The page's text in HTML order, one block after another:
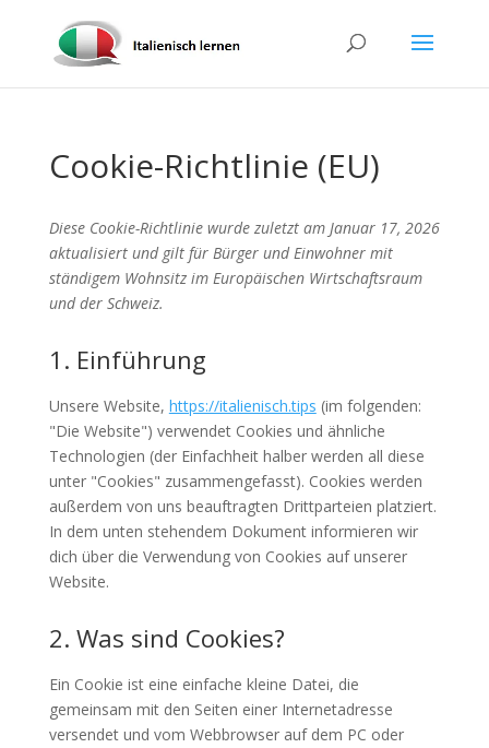
Cookie-Richtlinie (EU)
Diese Cookie-Richtlinie wurde zuletzt am Januar 17, 2026
aktualisiert und gilt für Bürger und Einwohner mit
ständigem Wohnsitz im Europäischen Wirtschaftsraum
und der Schweiz.
1. Einführung
Unsere Website, https://italienisch.tips (im folgenden:
"Die Website") verwendet Cookies und ähnliche
Technologien (der Einfachheit halber werden all diese
unter "Cookies" zusammengefasst). Cookies werden
außerdem von uns beauftragten Drittparteien platziert.
In dem unten stehendem Dokument informieren wir
dich über die Verwendung von Cookies auf unserer
Website.
2. Was sind Cookies?
Ein Cookie ist eine einfache kleine Datei, die
gemeinsam mit den Seiten einer Internetadresse
versendet und vom Webbrowser auf dem PC oder